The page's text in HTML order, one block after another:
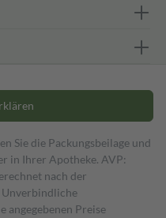
Sie die Packungsbeilage und
in Ihrer Apotheke. AVP:
nach der
angegebenen Preise